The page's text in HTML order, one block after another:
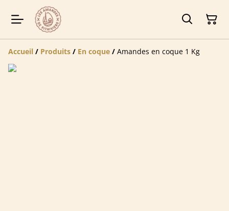
Accueil / Produits / En coque / Amandes en coque 1 Kg